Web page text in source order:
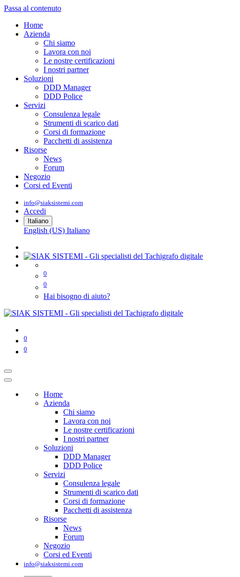
Passa al contenuto
Home
Azienda
Chi siamo
Lavora con noi
Le nostre certificazioni
I nostri partner
Soluzioni
DDD Manager
DDD Police
Servizi
Consulenza legale
Strumenti di scarico dati
Corsi di formazione
Pacchetti di assistenza
Risorse
News
Forum
Negozio
Corsi ed Eventi
info@siaksistemi.com
Accedi
Italiano
English (US) Italiano
0
0
Hai bisogno di aiuto?
0
0
Home
Azienda
Chi siamo
Lavora con noi
Le nostre certificazioni
I nostri partner
Soluzioni
DDD Manager
DDD Police
Servizi
Consulenza legale
Strumenti di scarico dati
Corsi di formazione
Pacchetti di assistenza
Risorse
News
Forum
Negozio
Corsi ed Eventi
info@siaksistemi.com